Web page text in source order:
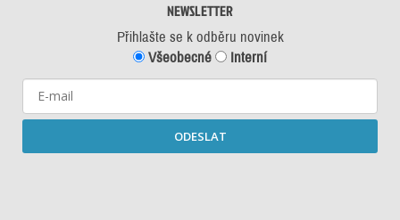
NEWSLETTER
Přihlašte se k odběru novinek
Všeobecné
Interní
ODESLAT